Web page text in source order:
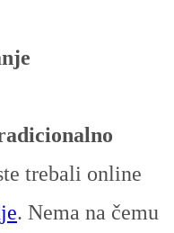
trebali online
. Nema na čemu